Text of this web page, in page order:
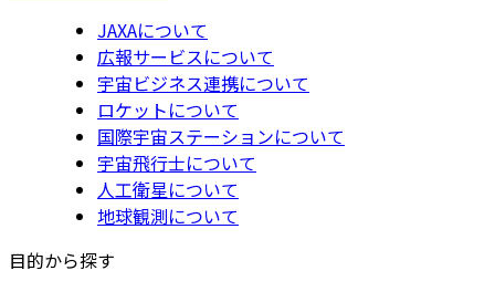
JAXAについて
広報サービスについて
宇宙ビジネス連携について
ロケットについて
国際宇宙ステーションについて
宇宙飛行士について
人工衛星について
地球観測について
目的から探す